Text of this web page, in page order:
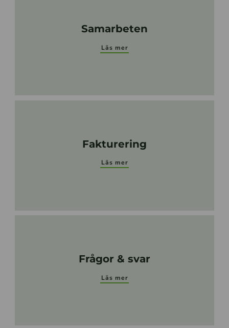
Samarbeten
Läs mer
Fakturering
Läs mer
Frågor & svar
Läs mer